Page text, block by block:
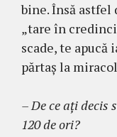
bine. Însă
„tare în
scade, te apucă
păr­taş la
– De ce aţi decis
120 de ori?